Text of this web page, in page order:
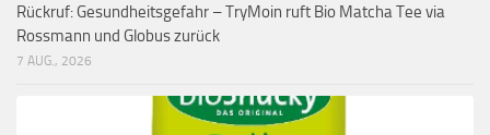
Rückruf: Gesundheitsgefahr – TryMoin ruft Bio Matcha Tee via
Rossmann und Globus zurück
7 AUG., 2026